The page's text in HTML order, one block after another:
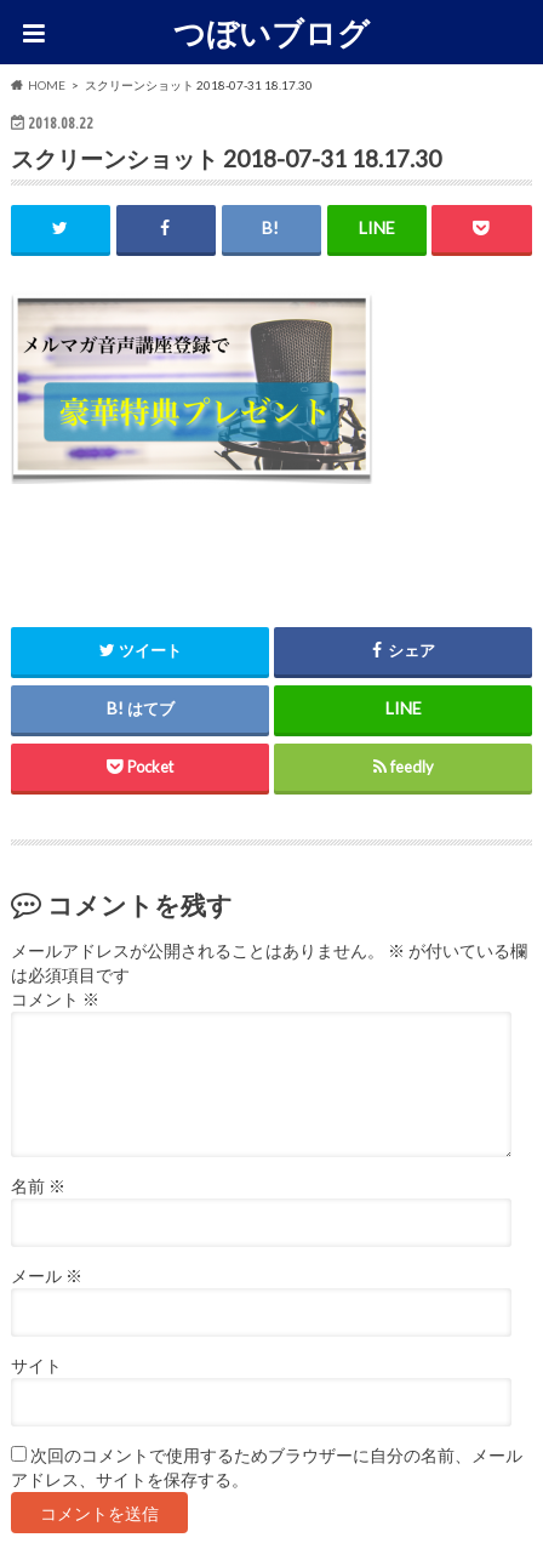
つぼいブログ
HOME スクリーンショット 2018-07-31 18.17.30
2018.08.22
スクリーンショット 2018-07-31 18.17.30
ツイート シェア
はてブ
Pocket feedly
コメントを残す
メールアドレスが公開されることはありません。 ※ が付いている欄
は必須項目です
コメント ※
名前 ※
メール ※
サイト
次回のコメントで使用するためブラウザーに自分の名前、メール
アドレス、サイトを保存する。